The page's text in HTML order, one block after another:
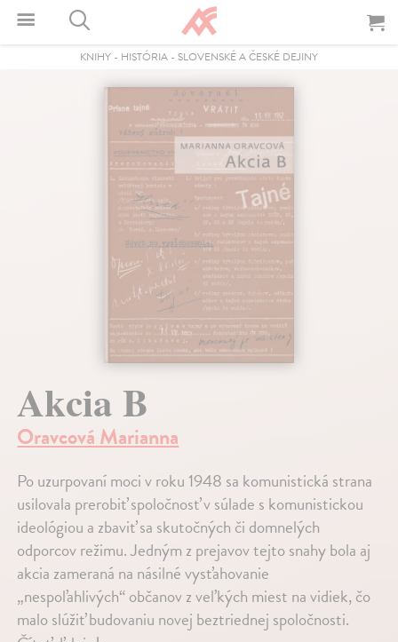
KNIHY - HISTÓRIA - SLOVENSKÉ A ČESKÉ DEJINY
Akcia B
Oravcová Marianna
Po uzurpovaní moci v roku 1948 sa komunistická strana
usilovala prerobiť spoločnosť v súlade s komunistickou
ideológiou a zbaviť sa skutočných či domnelých
odporcov režimu. Jedným z prejavov tejto snahy bola aj
akcia zameraná na násilné vysťahovanie
„nespoľahlivých“ občanov z veľkých miest na vidiek, čo
malo slúžiť budovaniu novej beztriednej spoločnosti.